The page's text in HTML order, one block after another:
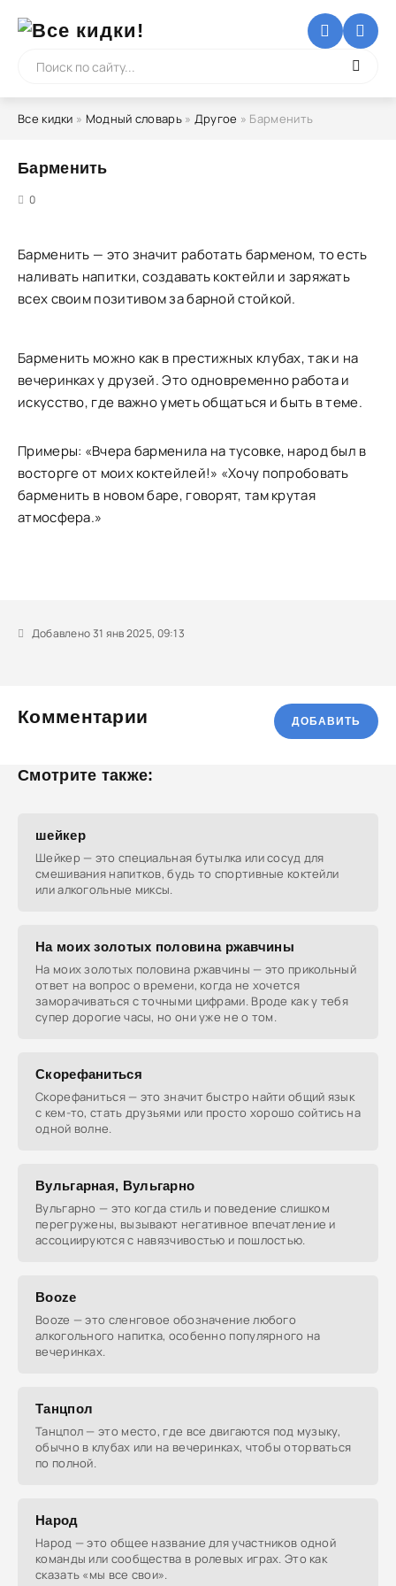
Все кидки » Модный словарь» Другое » Барменить
Барменить
0
Барменить — это значит работать барменом, то есть
наливать напитки, создавать коктейли и заряжать
всех своим позитивом за барной стойкой.
Барменить можно как в престижных клубах, так и на
вечеринках у друзей. Это одновременно работа и
искусство, где важно уметь общаться и быть в теме.
Примеры: «Вчера барменила на тусовке, народ был в
восторге от моих коктейлей!» «Хочу попробовать
барменить в новом баре, говорят, там крутая
атмосфера.»
Добавлено 31 янв 2025, 09:13
Комментарии ДОБАВИТЬ
Смотрите также:
шейкер
Шейкер — это специальная бутылка или сосуд для
смешивания напитков, будь то спортивные коктейли
или алкогольные миксы.
На моих золотых половина ржавчины
На моих золотых половина ржавчины — это прикольный
ответ на вопрос о времени, когда не хочется
заморачиваться с точными цифрами. Вроде как у тебя
супер дорогие часы, но они уже не о том.
Скорефаниться
Скорефаниться — это значит быстро найти общий язык
с кем-то, стать друзьями или просто хорошо сойтись на
одной волне.
Вульгарная, Вульгарно
Вульгарно — это когда стиль и поведение слишком
перегружены, вызывают негативное впечатление и
ассоциируются с навязчивостью и пошлостью.
Booze
Booze — это сленговое обозначение любого
алкогольного напитка, особенно популярного на
вечеринках.
Танцпол
Танцпол — это место, где все двигаются под музыку,
обычно в клубах или на вечеринках, чтобы оторваться
по полной.
Народ
Народ — это общее название для участников одной
команды или сообщества в ролевых играх. Это как
сказать «мы все свои».